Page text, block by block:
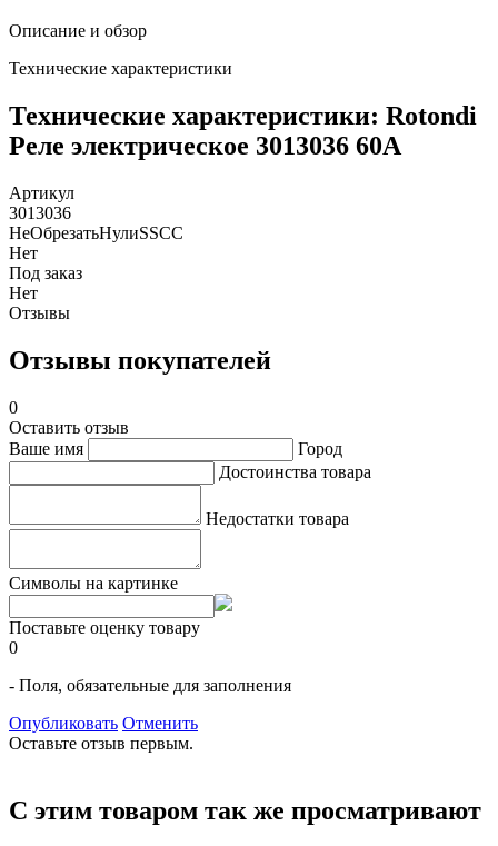
Описание и обзор
Технические характеристики
Технические характеристики: Rotondi
Реле электрическое 3013036 60A
Артикул
3013036
НеОбрезатьНулиSSCC
Нет
Под заказ
Нет
Отзывы
Отзывы покупателей
0
Оставить отзыв
Ваше имя
Город
Достоинства товара
Недостатки товара
Символы на картинке
Поставьте оценку товару
0
- Поля, обязательные для заполнения
Опубликовать Отменить
Оставьте отзыв первым.
С этим товаром так же просматривают